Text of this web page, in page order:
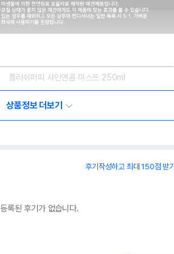
플러쉬퍼피 샤인앤콤 미스트 250ml
상품상세설명 참조
상품정보 더보기
후기작성하고 최대 150점 받기
등록된 후기가 없습니다.